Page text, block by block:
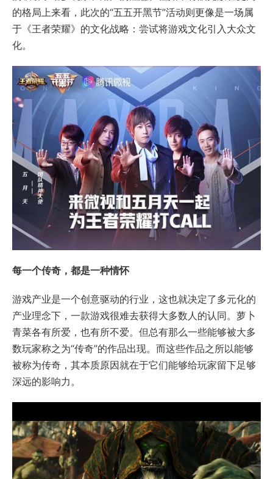
的格局上来看，此次的“五五开黑节”活动则更像是一场属
于《王者荣耀》的文化战略：尝试将游戏文化引入大众文
化。
每一个传奇，都是一种情怀
游戏产业是一个创意驱动的行业，这也就决定了多元化的
产业理念下，一款游戏很难去获得大多数人的认同。萝卜
青菜各有所爱，也有所不爱。但总有那么一些能够被大多
数玩家称之为“传奇”的作品出现。而这些作品之所以能够
被称为传奇，其本质原因就在于它们能够给玩家留下足够
深远的影响力。